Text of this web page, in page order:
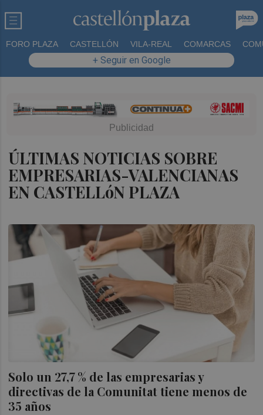
FORO PLAZA CASTELLÓN VILA-REAL COMARCAS
+ Seguir en Google
ÚLTIMAS NOTICIAS SOBRE
EMPRESARIAS-VALENCIANAS
EN CASTELLóN PLAZA
Solo un 27,7 % de las empresarias y
directivas de la Comunitat tiene menos de
35 años